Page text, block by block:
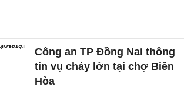
Công an TP Đồng Nai thông
tin vụ cháy lớn tại chợ Biên
Hòa